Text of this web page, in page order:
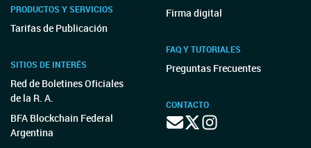
PRODUCTOS Y SERVICIOS
Tarifas de Publicación
SITIOS DE INTERÉS
Red de Boletines Oficiales
de la R. A.
BFA Blockchain Federal
Argentina
Firma digital
FAQ Y TUTORIALES
Preguntas Frecuentes
CONTACTO